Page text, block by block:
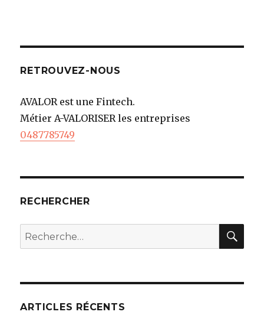
RETROUVEZ-NOUS
AVALOR est une Fintech.
Métier A-VALORISER les entreprises
0487785749
RECHERCHER
Recherche
pour
ARTICLES RÉCENTS